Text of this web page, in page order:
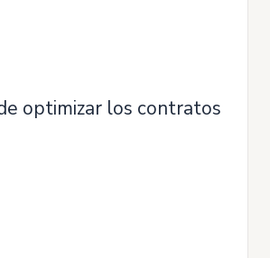
optimizar los contratos